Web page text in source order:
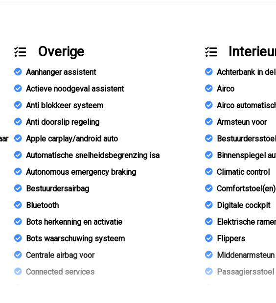
Overige
Aanhanger assistent
Actieve noodgeval assistent
Anti blokkeer systeem
Anti doorslip regeling
Apple carplay/android auto
Automatische snelheidsbegrenzing isa
Autonomous emergency braking
Bestuurdersairbag
Bluetooth
Bots herkenning en activatie
Bots waarschuwing systeem
Centrale airbag voor
Connected services
Achterbank in
Airco
Airco
Armsteun voor
Binnenspiegel
Climatic control
Comfortstoel(en)
Digitale cockpit
Elektrische
Flippers
Passagiersstoel